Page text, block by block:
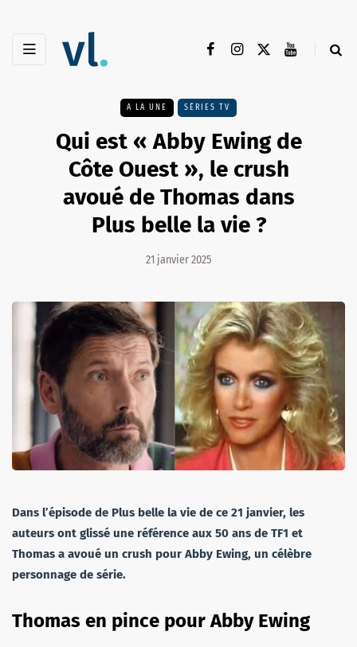
A LA UNE SÉRIES TV
Qui est « Abby Ewing de
Côte Ouest », le crush
avoué de Thomas dans
Plus belle la vie ?
21 janvier 2025
Dans l’épisode de Plus belle la vie de ce 21 janvier, les
auteurs ont glissé une référence aux 50 ans de TF1 et
Thomas a avoué un crush pour Abby Ewing, un célèbre
personnage de série.
Thomas en pince pour Abby Ewing